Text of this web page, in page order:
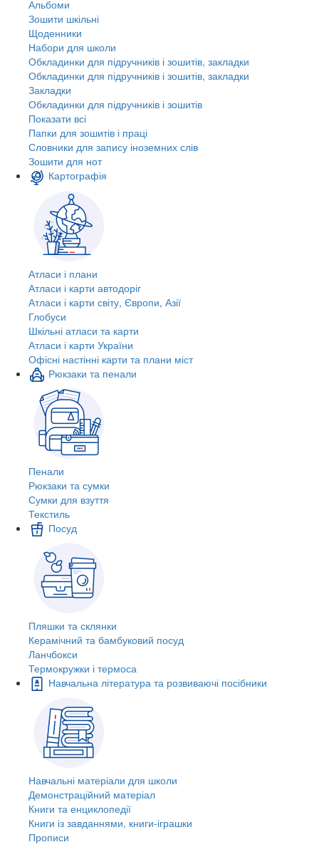
Альбоми
Зошити шкільні
Щоденники
Набори для школи
Обкладинки для підручників і зошитів, закладки
Обкладинки для підручників і зошитів, закладки
Закладки
Обкладинки для підручників і зошитів
Показати всі
Папки для зошитів і праці
Словники для запису іноземних слів
Зошити для нот
Картографія
Атласи і плани
Атласи і карти автодоріг
Атласи і карти світу, Європи, Азії
Глобуси
Шкільні атласи та карти
Атласи і карти України
Офісні настінні карти та плани міст
Рюкзаки та пенали
Пенали
Рюкзаки та сумки
Сумки для взуття
Текстиль
Посуд
Пляшки та склянки
Керамічний та бамбуковий посуд
Ланчбокси
Термокружки і термоса
Навчальна література та розвиваючі посібники
Навчальні матеріали для школи
Демонстраційний матеріал
Книги та енциклопедії
Книги із завданнями, книги-іграшки
Прописи